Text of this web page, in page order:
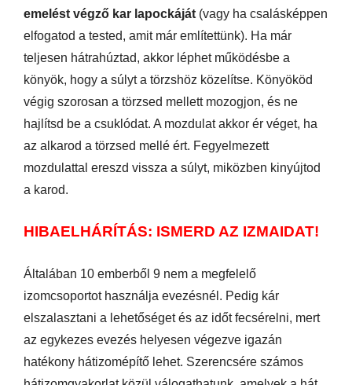
emelést végző kar lapockáját (vagy ha csalásképpen
elfogatod a tested, amit már említettünk). Ha már
teljesen hátrahúztad, akkor léphet működésbe a
könyök, hogy a súlyt a törzshöz közelítse. Könyököd
végig szorosan a törzsed mellett mozogjon, és ne
hajlítsd be a csuklódat. A mozdulat akkor ér véget, ha
az alkarod a törzsed mellé ért. Fegyelmezett
mozdulattal ereszd vissza a súlyt, miközben kinyújtod
a karod.
HIBAELHÁRÍTÁS: ISMERD AZ IZMAIDAT!
Általában 10 emberből 9 nem a megfelelő
izomcsoportot használja evezésnél. Pedig kár
elszalasztani a lehetőséget és az időt fecsérelni, mert
az egykezes evezés helyesen végezve igazán
hatékony hátizomépítő lehet. Szerencsére számos